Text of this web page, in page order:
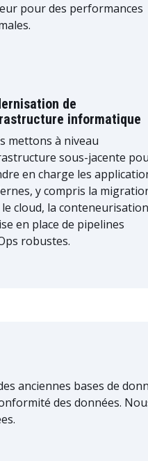
pour des performances
de
informatique
mettons à niveau
sous-jacente
en charge les
y compris la
cloud, la
en place de pipelines
robustes.
anciennes bases de
des données.